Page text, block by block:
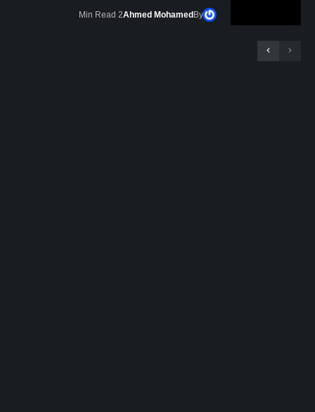
By
Ahmed Mohamed
2 Min Read